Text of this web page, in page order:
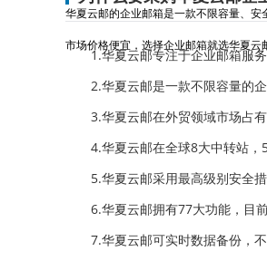
华夏云邮的企业邮箱是一款不限容量、安
市场价格便宜，选择企业邮箱就选华夏云
1.华夏云邮专注于企业邮箱服
2.华夏云邮是一款不限容量的企
3.华夏云邮在外贸领域市场占有
4.华夏云邮在全球8大中转站，
5.华夏云邮采用最高级别安全
6.华夏云邮拥有77大功能，目
7.华夏云邮可实时数据备份，